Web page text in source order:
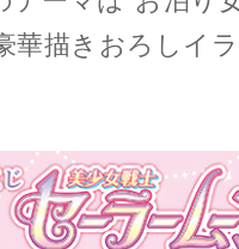
華描きおろしイ